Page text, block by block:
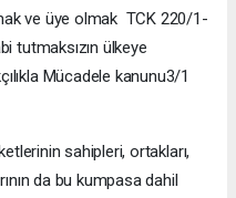
ve üye olmak TCK 220/1-
tutmaksızın ülkeye
Mücadele kanunu3/1
sahipleri, ortakları,
da bu kumpasa dahil